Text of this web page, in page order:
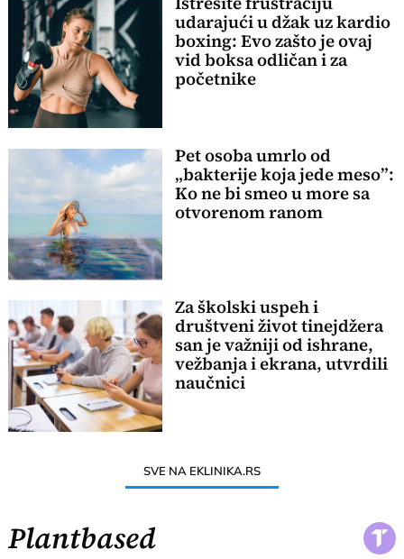
udarajući u džak uz kardio
boxing: Evo zašto je ovaj
vid boksa odličan i za
početnike
Pet osoba umrlo od
„bakterije koja jede meso”:
Ko ne bi smeo u more sa
otvorenom ranom
Za školski uspeh i
društveni život tinejdžera
san je važniji od ishrane,
vežbanja i ekrana, utvrdili
naučnici
SVE NA EKLINIKA.RS
Plantbased